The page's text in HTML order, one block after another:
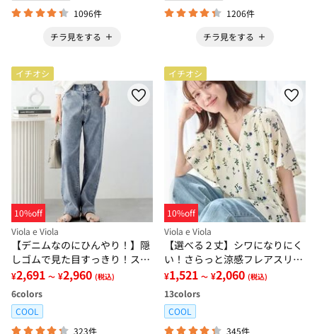
1096件
チラ見をする
1206件
チラ見をする
イチオシ
10%off
Viola e Viola
【デニムなのにひんやり！】隠
しゴムで見た目すっきり！スト
レッチ楽ちんデニム
¥2,691 ～ ¥2,960 (税込)
6colors
COOL
323件
イチオシ
10%off
Viola e Viola
【選べる２丈】シワになりにく
い！さらっと涼感フレアスリー
ブブラウス
¥1,521 ～ ¥2,060 (税込)
13colors
COOL
345件